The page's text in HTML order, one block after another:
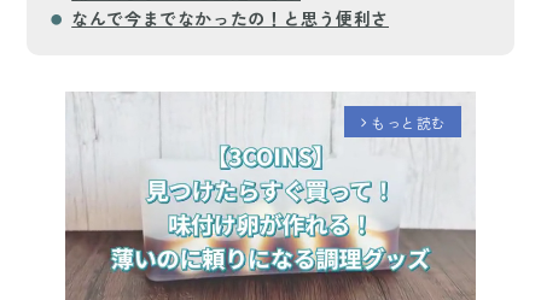
なんで今までなかったの！と思う便利さ
arrow_forward_ios もっと読む